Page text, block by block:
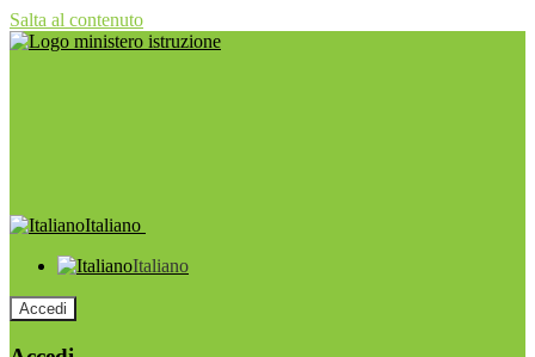
Salta al contenuto
Italiano
Italiano
Accedi